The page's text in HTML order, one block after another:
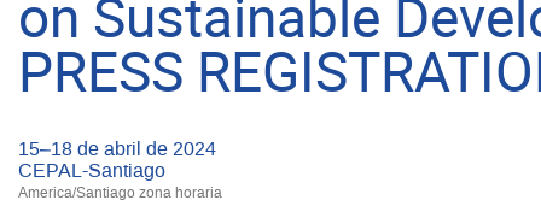
on Sustainable
PRESS
15–18 de abril de 2024
CEPAL-Santiago
America/Santiago zona horaria